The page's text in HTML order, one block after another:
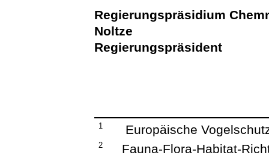
Regierungspräsidium
Noltze
Regierungspräsident
1 Europäische
2 Fauna-Flora-Habitat-